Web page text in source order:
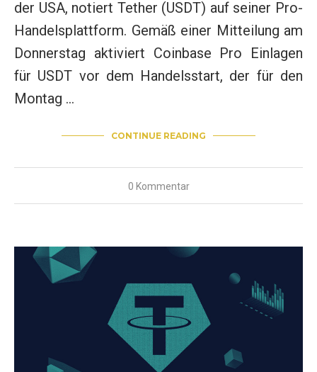
der USA, notiert Tether (USDT) auf seiner Pro-
Handelsplattform. Gemäß einer Mitteilung am
Donnerstag aktiviert Coinbase Pro Einlagen
für USDT vor dem Handelsstart, der für den
Montag …
CONTINUE READING
0 Kommentar